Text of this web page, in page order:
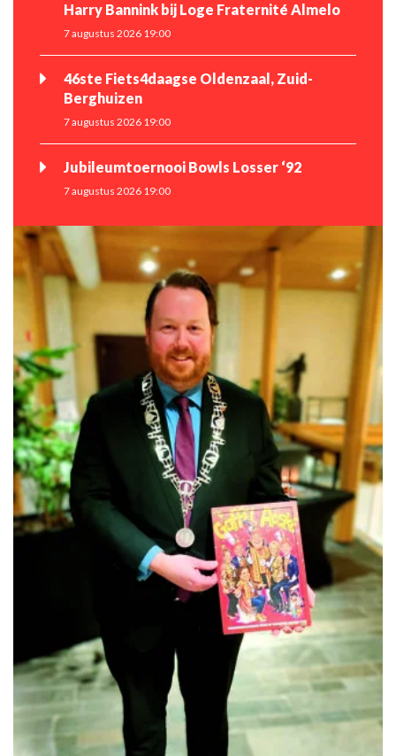
Harry Bannink bij Loge Fraternité Almelo
7 augustus 2026 19:00
46ste Fiets4daagse Oldenzaal, Zuid-
Berghuizen
7 augustus 2026 19:00
Jubileumtoernooi Bowls Losser ‘92
7 augustus 2026 19:00